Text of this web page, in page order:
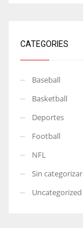
CATEGORIES
Baseball
Basketball
Deportes
Football
NFL
Sin categorizar
Uncategorized